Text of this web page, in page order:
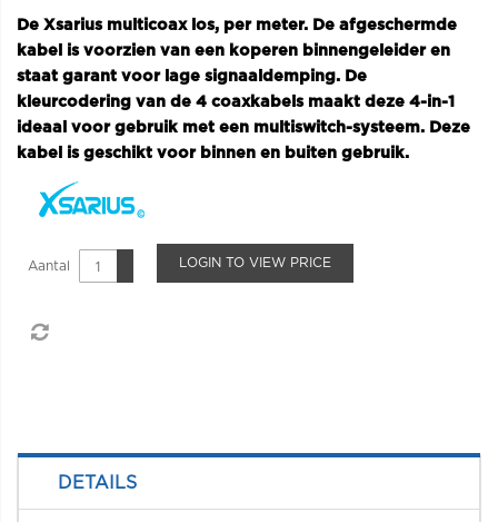
De Xsarius multicoax los, per meter. De afgeschermde
kabel is voorzien van een koperen binnengeleider en
staat garant voor lage signaaldemping. De
kleurcodering van de 4 coaxkabels maakt deze 4-in-1
ideaal voor gebruik met een multiswitch-systeem. Deze
kabel is geschikt voor binnen en buiten gebruik.
Aantal LOGIN TO VIEW PRICE
DETAILS